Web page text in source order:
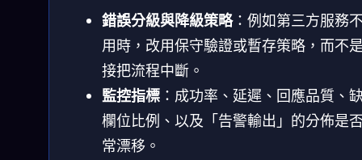
錯誤分級與降級策略：例如第三方服務
用時，改用保守驗證或暫存策略，而不
接把流程中斷。
監控指標 ：成功率、延遲、回應品質、
欄位比例、以及「告警輸出」的分佈是
常漂移。